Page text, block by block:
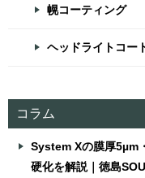
幌コーティング
ヘッドライトコー
コラム
System Xの膜厚5µm
硬化を解説｜徳島